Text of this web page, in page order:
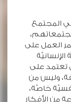
المجتمع
العمل على
تعتمد على
وليس من
خاصَّة،
من الأفكار